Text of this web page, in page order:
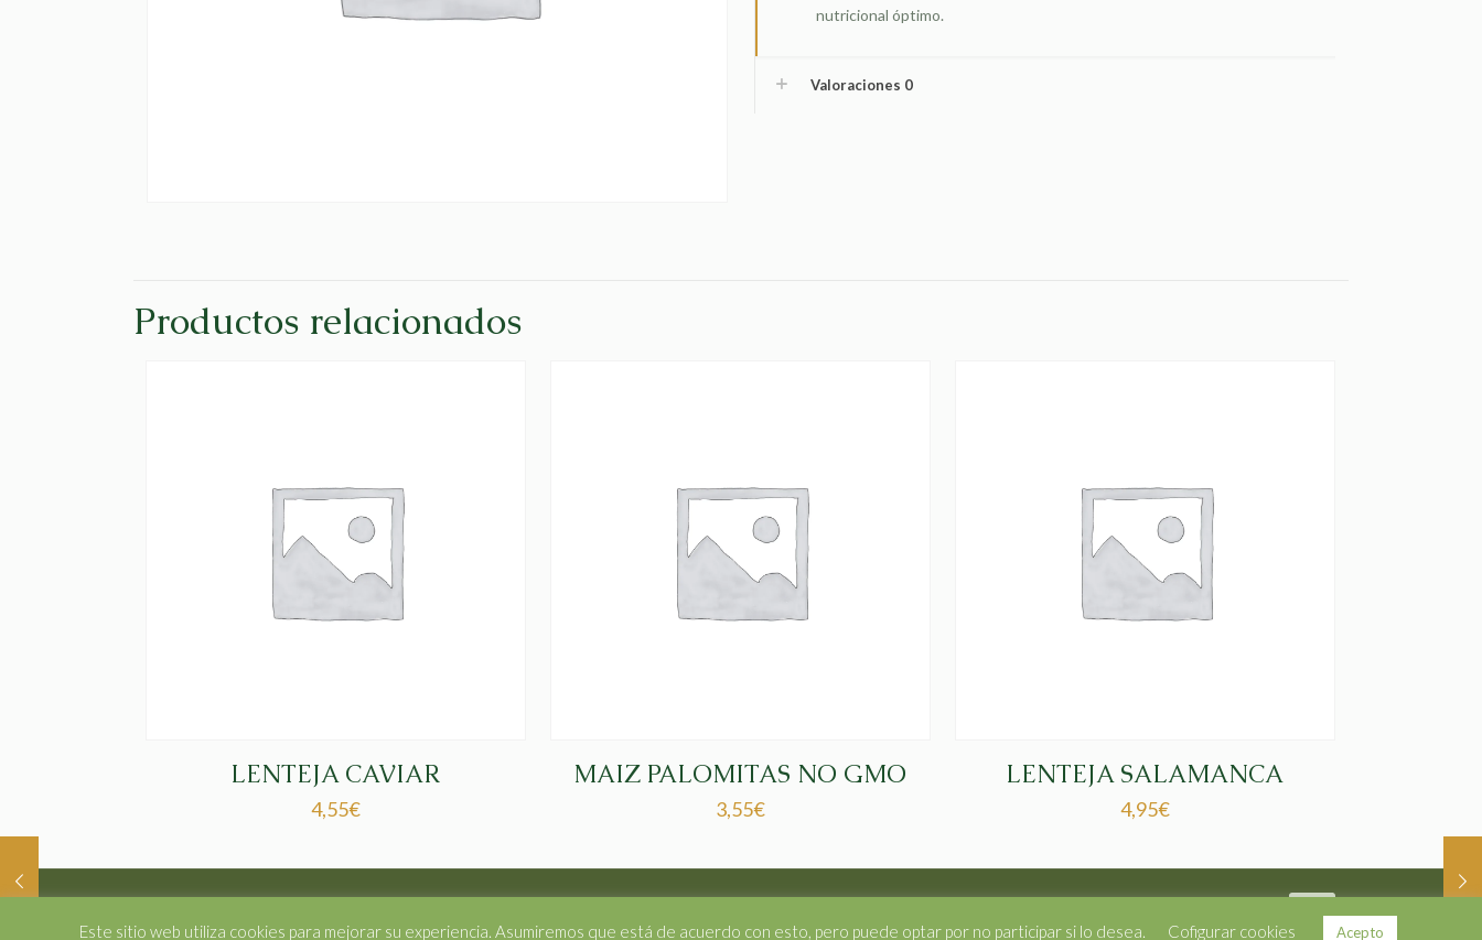
nutricional óptimo.
Valoraciones 0
Productos relacionados
LENTEJA CAVIAR
4,55€
MAIZ PALOMITAS NO GMO
3,55€
LENTEJA SALAMANCA
4,95€
Este sitio web utiliza cookies para mejorar su experiencia. Asumiremos que está de acuerdo con esto, pero puede optar por no participar si lo desea. Cofigurar cookies Acepto